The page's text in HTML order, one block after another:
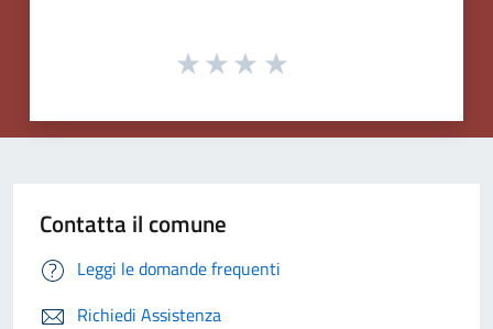
Contatta il comune
Leggi le domande frequenti
Richiedi Assistenza